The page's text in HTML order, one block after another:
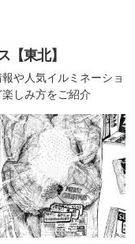
【東北】
や人気イルミネーショ
しみ方をご紹介